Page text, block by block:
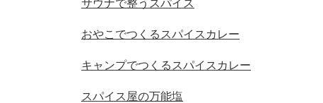
サウナで整うスパイス
おやこでつくるスパイスカレー
キャンプでつくるスパイスカレー
スパイス屋の万能塩